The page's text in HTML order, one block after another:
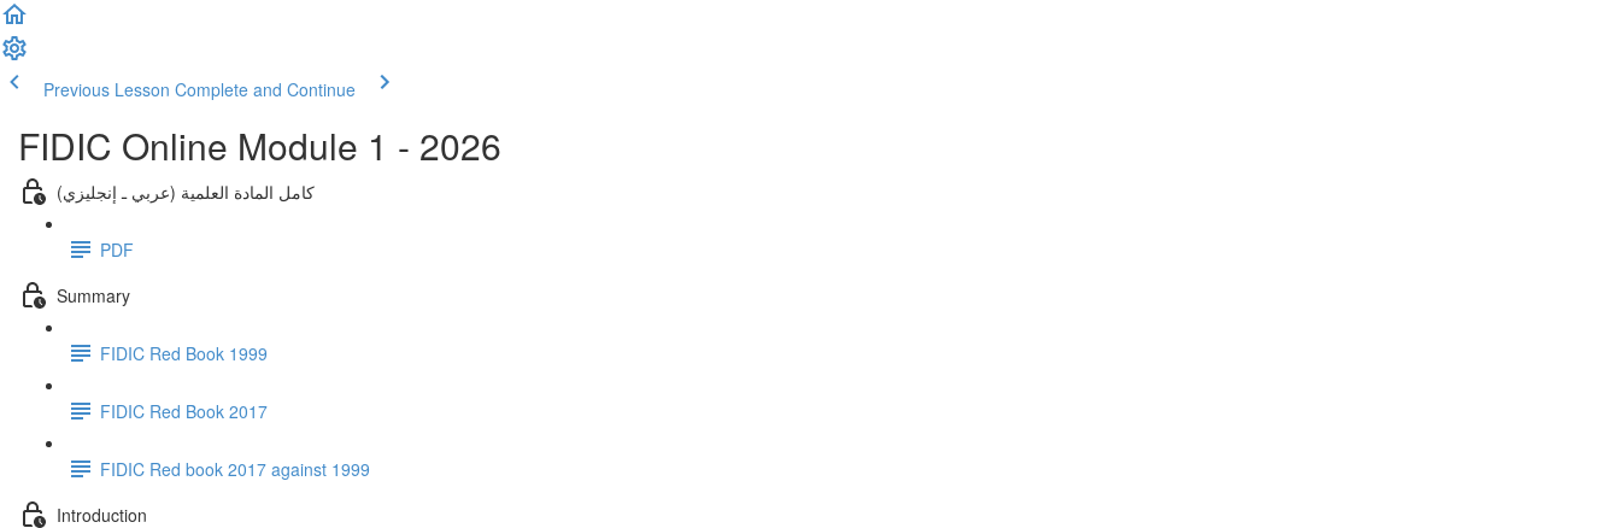
Previous Lesson Complete and Continue
FIDIC Online Module 1 - 2026
كامل المادة العلمية (عربي ـ إنجليزي)
PDF
Summary
FIDIC Red Book 1999
FIDIC Red Book 2017
FIDIC Red book 2017 against 1999
Introduction